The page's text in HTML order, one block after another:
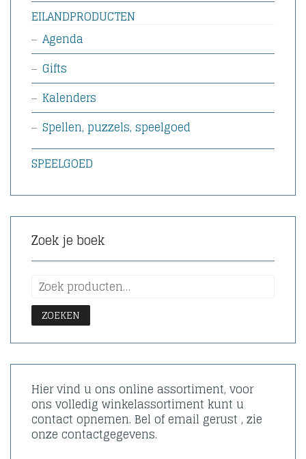
EILANDPRODUCTEN
Agenda
Gifts
Kalenders
Spellen, puzzels, speelgoed
SPEELGOED
Zoek je boek
ZOEKEN
Hier vind u ons online assortiment, voor
ons volledig winkelassortiment kunt u
contact opnemen. Bel of email gerust , zie
onze contactgegevens.